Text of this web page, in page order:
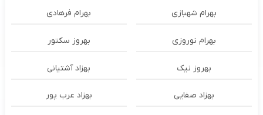
بهرام شهبازی بهرام فرهادی
بهرام نوروزی بهروز سکتور
بهروز نیک بهزاد آشتیانی
بهزاد صفایی بهزاد عرب پور